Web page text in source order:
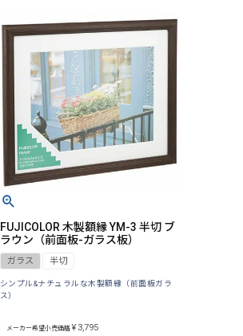
FUJICOLOR 木製額縁 YM-3 半切 ブ
ラウン（前面板-ガラス板）
ガラス 半切
シンプル&ナチュラルな木製額縁（前面板ガラ
ス）
メーカー希望小売価格 ¥ 3,795